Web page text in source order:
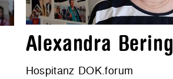
Alexandra Bering
Hospitanz DOK.forum